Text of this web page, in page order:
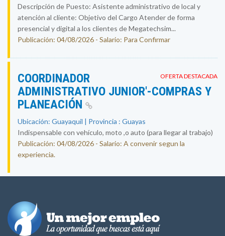
Descripción de Puesto: Asistente administrativo de local y
atención al cliente: Objetivo del Cargo Atender de forma
presencial y digital a los clientes de Megatechsim...
Publicación: 04/08/2026 - Salario: Para Confirmar
OFERTA DESTACADA
COORDINADOR
ADMINISTRATIVO JUNIOR'-COMPRAS Y
PLANEACIÓN
Ubicación: Guayaquil | Provincia : Guayas
Indispensable con vehículo, moto ,o auto (para llegar al trabajo)
Publicación: 04/08/2026 - Salario: A convenir segun la
experiencia.